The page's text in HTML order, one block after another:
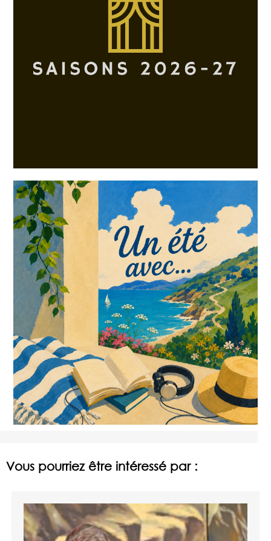
Vous pourriez être intéressé par :